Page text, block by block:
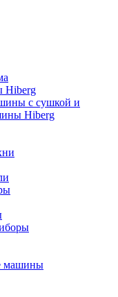
Hiberg
с сушкой и
Hiberg
машины